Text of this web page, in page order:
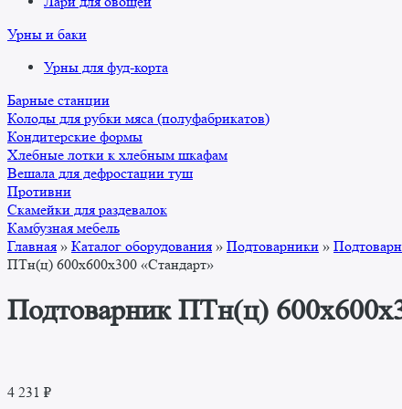
Урны и баки
Урны для фуд-корта
Барные станции
Колоды для рубки мяса (полуфабрикатов)
Кондитерские формы
Хлебные лотки к хлебным шкафам
Вешала для дефростации туш
Противни
Скамейки для раздевалок
Камбузная мебель
Главная » Каталог оборудования » Подтоварники »
ПТн(ц) 600x600x300 «Стандарт»
Подтоварник ПТн(ц)
4 231 ₽